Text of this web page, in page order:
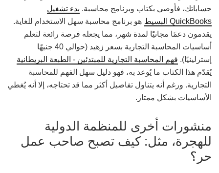
حساباتك، فأوصي بكتاب وبرنامج محاسبة. بدء تشغيل
QuickBooks البسيط
هو برنامج محاسبة سهل الاستخدام للغاية.
يقدمون دعمًا مجانيًا لمدة شهر، مما يجعله فرصة رائعة لتعلم
أساسيات المحاسبة التجارية بسعر زهيد (حوالي 40 جنيهًا
إسترلينيًا). فهم المحاسبة التجارية للمبتدئين - الطبعة البريطانية
يُقدّم هذا الكتاب ما يُوعد به، فهو دليل سهل الفهم للمحاسبة
التجارية. ورغم أنه يتناول تفاصيل أكثر مما قد تحتاجه، إلا أنه يُغطي
الأساسيات بشكل ممتاز.
منشورات أخرى للمنظمة الدولية
للهجرة، مثل: كيف تصبح صاحب عمل
حر؟